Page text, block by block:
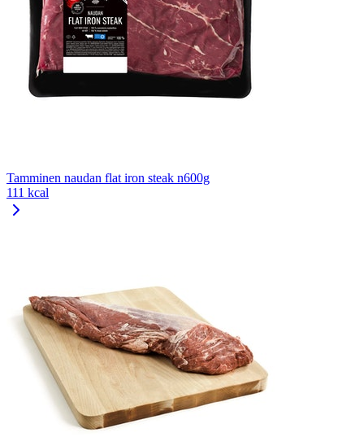
Tamminen naudan flat iron steak n600g
111 kcal